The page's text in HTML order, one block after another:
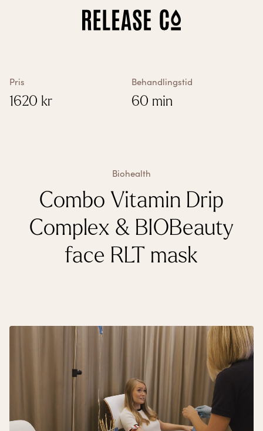
Biological Age Test
Kontoinställningar
Pris
1620 kr
Behandlingstid
60 min
Combo Vitamin Drip
Complex & BIOBeauty
face RLT mask
Biohealth